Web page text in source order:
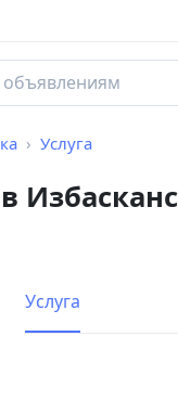
Услуга
Услуга